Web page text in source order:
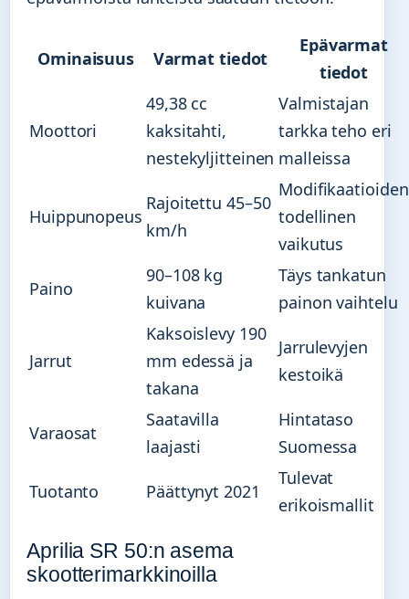
Ominaisuus Varmat tiedot
Epävarmat
tiedot
Moottori
49,38 cc
kaksitahti,
nestekyljitteinen
Valmistajan
tarkka teho eri
malleissa
Huippunopeus
Rajoitettu 45–50
km/h
Modifikaatioiden
todellinen
vaikutus
Paino
90–108 kg
kuivana
Täys tankatun
painon vaihtelu
Jarrut
Kaksoislevy 190
mm edessä ja
takana
Jarrulevyjen
kestoikä
Varaosat
Saatavilla
laajasti
Hintataso
Suomessa
Tuotanto Päättynyt 2021
Tulevat
erikoismallit
Aprilia SR 50:n asema
skootterimarkkinoilla